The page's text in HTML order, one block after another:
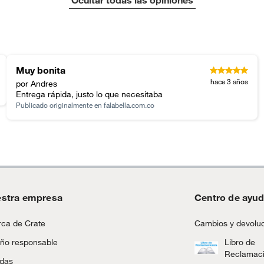
suplementos alimenticios, vitaminas.
baño con señales de uso, sin empaques, etiquetas o
Muy bonita
por Andres hace 3 años
Entrega rápida, justo lo que necesitaba
Publicado originalmente en falabella.com.co
empresa
de Crate
responsable
Centro de
Cambios y
Libro de